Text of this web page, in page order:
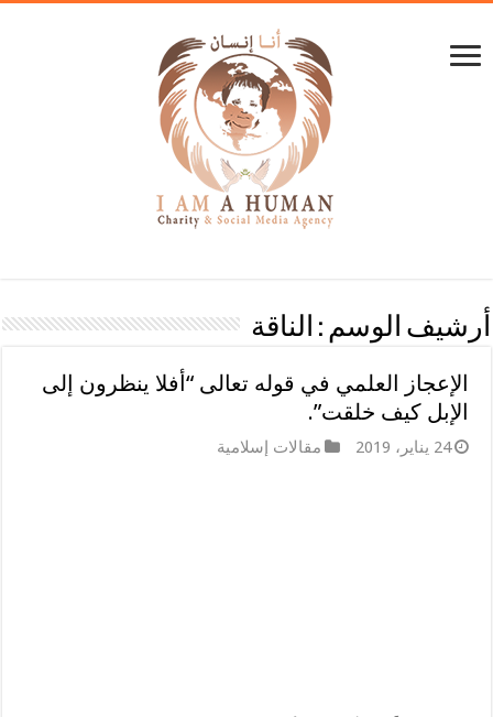
أرشيف الوسم : الناقة
الإعجاز العلمي في قوله تعالى “أفلا ينظرون إلى
الإبل كيف خلقت”.
24 يناير، 2019 مقالات إسلامية